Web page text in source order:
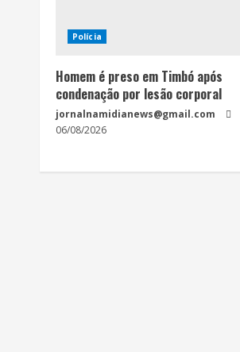
a
d
i
n
Polícia
Homem é preso em Timbó após
condenação por lesão corporal
jornalnamidianews@gmail.com
06/08/2026